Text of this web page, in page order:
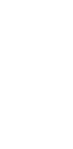
、商品企画）